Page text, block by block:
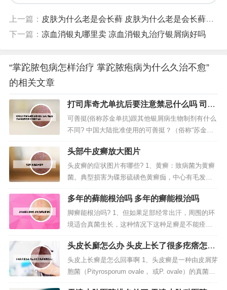
上一篇： 皮肤为什么老是会长藓 皮肤为什么老是会长藓怎么回事
下一篇： 凉血消银丸哪里卖 凉血消银丸治疗银屑病好吗
“掌跎脓包病怎样治疗 掌跎脓疱病为什么久治不愈”
的相关文章
打司库奇尤单抗后要注意禁忌什么吗 司库
奇尤单抗需要打多久强直脊椎炎
可善挺(俗称苏金单抗)跟其他银屑病生物制剂有什么
不同? 中国大陆批准使用的可善挺？（俗称“苏金单
抗”，正式名为“司库奇尤单抗”）产地与香港、台湾
等地一致，都是瑞士生产进口的，没区别。没有多
大的差别。苏金单抗已经在中国上市了。可善挺
（俗称苏金单抗）是目前全球临床使用最久的I1-17
A抑制剂，唯一拥有5...
头部牛皮癣放大图片
头皮癣的症状图片有哪些? 1、黄癣：致病菌为黄癣
菌。典型损害为碟形硫磺色黄癣痂，中心有毛发贯
穿，发无光泽，参差不齐。可形成萎缩性瘢痕。这
种头癣可造成永久性秃发。白癣：致病菌为小孢子
菌。常呈圆形或不规则形之灰白色鳞屑性斑片。2、
头皮癣是一种常见的头皮疾病，症状主要表现为头
皮出现细小白皮，呈片状分布，严...
多年的藓能根治吗 多年的癣能根治吗
脚癣能根治吗? 1、但如果足部经常出汗，周围的环
境适合真菌生长，这种情况下这种足癣是不能痊愈
的，需要外用药或者口服药来治疗。2、足癣很难彻
底根治，经常治疗后容易复发。目前，对于足癣的
治疗主要是包括消除致病菌的感染、预防症状和彻
底预防复发。对于足癣的治疗，首先是应用抗真菌
药物，比如酮康唑软膏等局部外用...
头皮长廯怎么办 头皮上长了很多疙瘩怎么
办
头皮上长癣是怎么回事啊 1、头皮癣是一种由皮屑芽
胞菌（Pityrosporum ovale， 或P. ovale）的真菌引
起的皮肤及毛发感染，真菌是酶菌中的一种，虽然